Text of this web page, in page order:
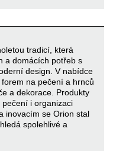
tradicí, která
a domácích potřeb s
design. V nabídce
na pečení a hrnců
a dekorace. Produkty
i organizaci
inovacím se Orion stal
spolehlivé a